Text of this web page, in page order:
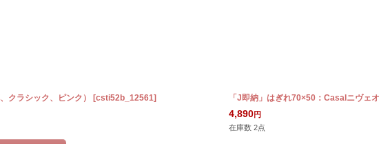
クラシック、ピンク） [csti52b_12561] 「J即納」はぎれ70×50：Casalニヴェ
4,890円
在庫数 2点